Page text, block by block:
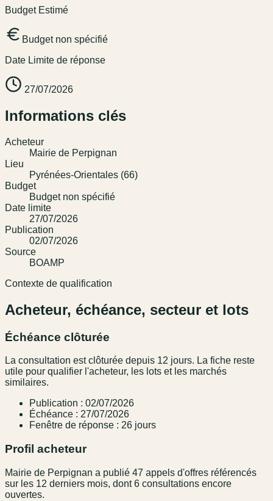
Budget Estimé
Budget non spécifié
Date Limite de réponse
27/07/2026
Informations clés
Acheteur
Mairie de Perpignan
Lieu
Pyrénées-Orientales (66)
Budget
Budget non spécifié
Date limite
27/07/2026
Publication
02/07/2026
Source
BOAMP
Contexte de qualification
Acheteur, échéance, secteur et lots
Échéance clôturée
La consultation est clôturée depuis 12 jours. La fiche reste
utile pour qualifier l'acheteur, les lots et les marchés
similaires.
Publication : 02/07/2026
Échéance : 27/07/2026
Fenêtre de réponse : 26 jours
Profil acheteur
Mairie de Perpignan a publié 47 appels d'offres référencés
sur les 12 derniers mois, dont 6 consultations encore
ouvertes.